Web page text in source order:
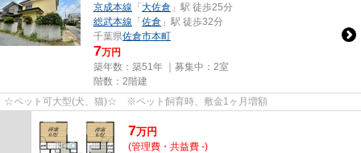
京成本線 「大佐倉 」駅 徒歩25分
総武本線 「佐倉 」駅 徒歩32分
千葉県佐倉市本町
7万円
築年数：築51年 ｜募集中： 2室
階数：2階建
☆ペット可大型(犬、猫)☆ ※ペット飼育時、敷金1ヶ月増額
7万円
(管理費・共益費 -)